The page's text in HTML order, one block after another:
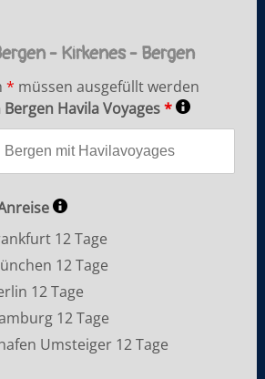
- Kirkenes - Bergen
* müssen ausgefüllt werden
Havila Voyages*
12 Tage
12 Tage
12 Tage
12 Tage
Umsteiger 12 Tage